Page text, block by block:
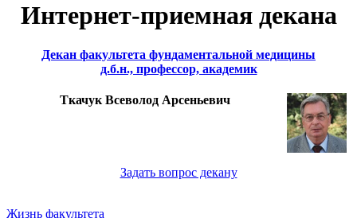
Интернет-приемная декана
Декан факультета фундаментальной медицины
д.б.н., профессор, академик
Ткачук Всеволод Арсеньевич
Задать вопрос декану
Жизнь факультета